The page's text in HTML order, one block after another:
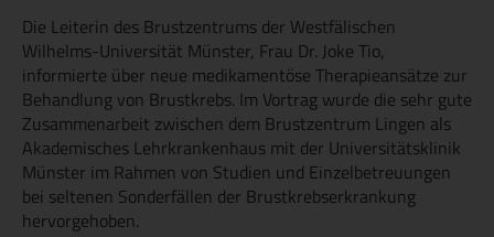
Die Leiterin des Brustzentrums der Westfälischen
Wilhelms-Universität Münster, Frau Dr. Joke Tio,
informierte über neue medikamentöse Therapieansätze zur
Behandlung von Brustkrebs. Im Vortrag wurde die sehr gute
Zusammenarbeit zwischen dem Brustzentrum Lingen als
Akademisches Lehrkrankenhaus mit der Universitätsklinik
Münster im Rahmen von Studien und Einzelbetreuungen
bei seltenen Sonderfällen der Brustkrebserkrankung
hervorgehoben.